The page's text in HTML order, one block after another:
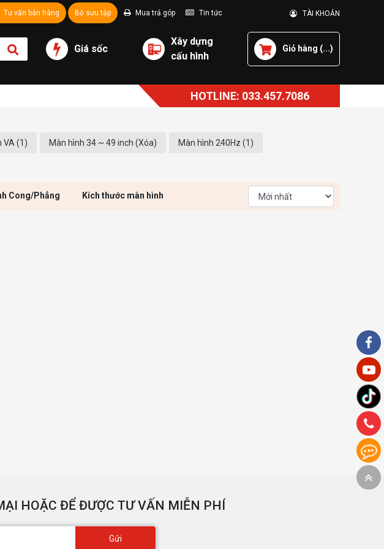
Tư vấn bán hàng Bộ sưu tập Mua trả góp Tin tức TÀI KHOẢN
Giá sốc
Xây dựng
cấu hình
Giỏ hàng (...)
HOTLINE: 033.457.7086
VA (1) Màn hình 34 ~ 49 inch (Xóa) Màn hình 240Hz (1)
Cong/Phẳng Kích thước màn hình
HOẶC ĐỂ ĐƯỢC TƯ VẤN MIỄN PHÍ
Gửi